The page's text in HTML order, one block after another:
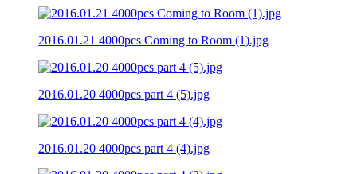
2016.01.21 4000pcs Coming to Room (1).jpg
2016.01.20 4000pcs part 4 (5).jpg
2016.01.20 4000pcs part 4 (4).jpg